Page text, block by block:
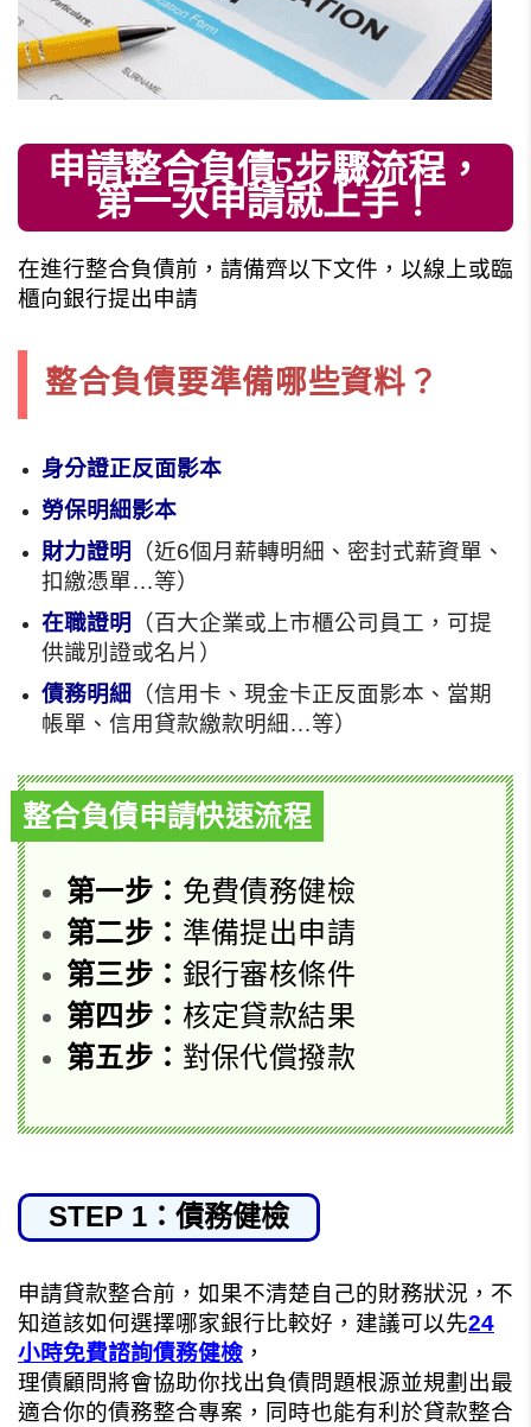
申請整合負債5步驟流程，
第一次申請就上手！
在進行整合負債前，請備齊以下文件，以線上或臨
櫃向銀行提出申請
整合負債要準備哪些資料？
身分證正反面影本
勞保明細影本
財力證明
（近6個月薪轉明細、密封式薪資單、
扣繳憑單…等）
在職證明
（百大企業或上市櫃公司員工，可提
供識別證或名片）
債務明細
（信用卡、現金卡正反面影本、當期
帳單、信用貸款繳款明細…等）
整合負債申請快速流程
第一步： 免費債務健檢
第二步： 準備提出申請
第三步： 銀行審核條件
第四步： 核定貸款結果
第五步： 對保代償撥款
STEP 1：債務健檢
申請貸款整合前，如果不清楚自己的財務狀況，不
知道該如何選擇哪家銀行比較好，建議可以先24
小時免費諮詢債務健檢 ，
理債顧問將會協助你找出負債問題根源並規劃出最
適合你的債務整合專案，同時也能有利於貸款整合